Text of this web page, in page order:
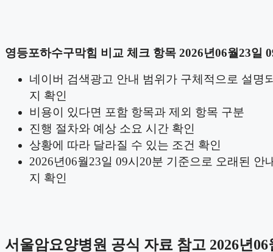
영등포하수구막힘 비교 체크 항목 2026년06월23일
네이버 검색광고 안내 범위가 구체적으로 설명
지 확인
비용이 있다면 포함 항목과 제외 항목 구분
진행 절차와 예상 소요 시간 확인
상황에 따라 달라질 수 있는 조건 확인
2026년06월23일 09시20분 기준으로 오래된 안
지 확인
서울암요양병원 공식 자료 참고 2026년06